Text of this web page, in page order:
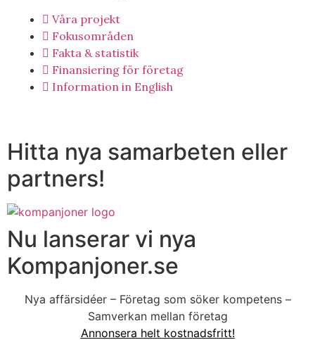
Våra projekt
Fokusområden
Fakta & statistik
Finansiering för företag
Information in English
Hitta nya samarbeten eller
partners!
Nu lanserar vi nya
Kompanjoner.se
Nya affärsidéer – Företag som söker kompetens –
Samverkan mellan företag
Annonsera helt kostnadsfritt!